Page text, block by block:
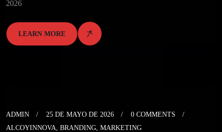
2026
LEARN MORE
ADMIN 25 DE MAYO DE 2026
0 COMMENTS
ALCOYINNOVA, BRANDING, MARKETING